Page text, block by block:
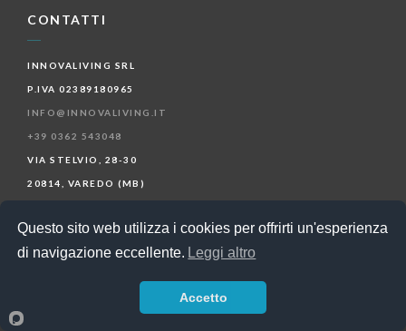
CONTATTI
INNOVALIVING SRL
P.IVA 02389180965
INFO@INNOVALIVING.IT
+39 0362 543048
VIA STELVIO, 28-30
20814, VAREDO (MB)
POLITICA PRIVACY
POLITICA COOKIES
Questo sito web utilizza i cookies per offrirti un'esperienza
di navigazione eccellente. Leggi altro
Accetto